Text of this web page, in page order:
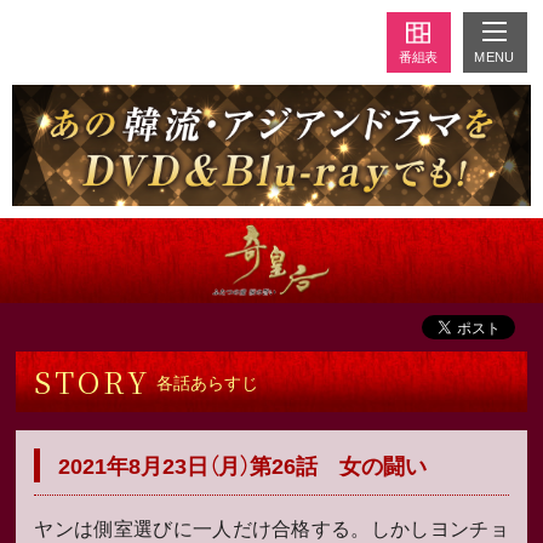
番組表 MENU
STORY 各話あらすじ
2021年8月23日（月）第26話 女の闘い
ヤンは側室選びに一人だけ合格する。しかしヨンチョ